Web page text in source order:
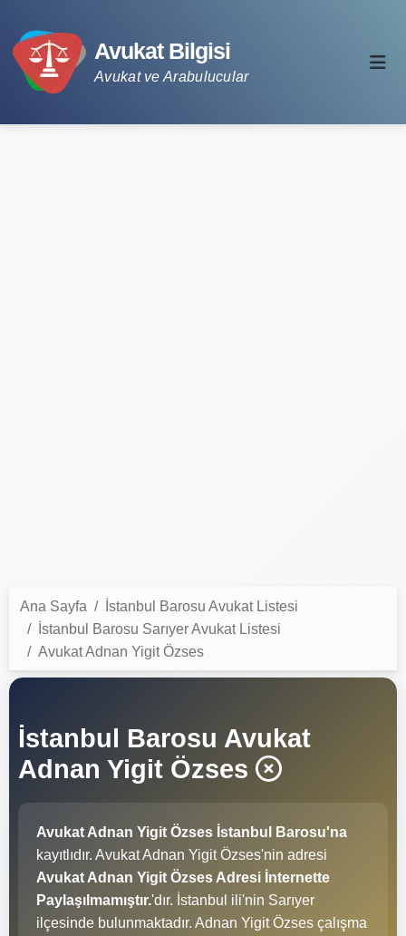
Avukat Bilgisi
Avukat ve Arabulucular
Ana Sayfa
İstanbul Barosu Avukat Listesi
İstanbul Barosu Sarıyer Avukat Listesi
Avukat Adnan Yigit Özses
İstanbul Barosu Avukat
Adnan Yigit Özses
Avukat Adnan Yigit Özses İstanbul Barosu'na
kayıtlıdır. Avukat Adnan Yigit Özses'nin adresi
Avukat Adnan Yigit Özses Adresi İnternette
Paylaşılmamıştır.'dır. İstanbul ili'nin Sarıyer
ilçesinde bulunmaktadır. Adnan Yigit Özses çalışma